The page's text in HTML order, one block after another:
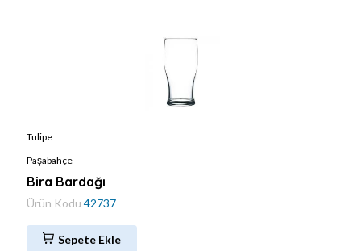
Tulipe
Paşabahçe
Bira Bardağı
Ürün Kodu 42737
Sepete Ekle